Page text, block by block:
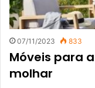
07/11/2023 833
Móveis para
molhar